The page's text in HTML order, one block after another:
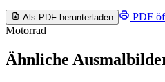
Als PDF herunterladen
PDF
Motorrad
Ähnliche